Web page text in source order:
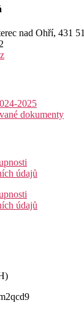
nad Ohří, 431 51
2025
dokumenty
údajů
údajů